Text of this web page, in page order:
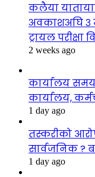
कलैया
अवकाशअघि ३
ट्रायल परीक्षा
2 weeks ago
कार्यालय
कार्यालय,
1 day ago
तस्करीको
सार्वजनिक ?
1 day ago